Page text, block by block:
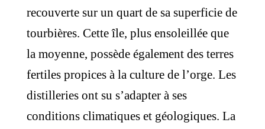
recouverte sur un quart de sa superficie de
tourbières. Cette île, plus ensoleillée que
la moyenne, possède également des terres
fertiles propices à la culture de l’orge. Les
distilleries ont su s’adapter à ses
conditions climatiques et géologiques. La